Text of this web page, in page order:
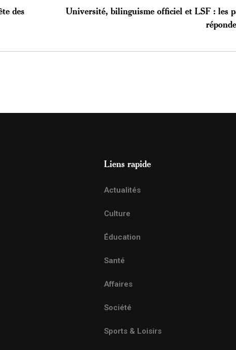
des
Université, bilinguisme officiel et LSF : les
Liens rapide
Actualités
Culture
Éducation
Santé
Affaires
Société
Sports & Loisirs